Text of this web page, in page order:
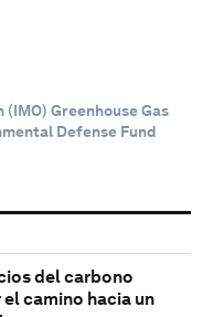
Greenhouse Gas
Defense Fund
del carbono
camino hacia un